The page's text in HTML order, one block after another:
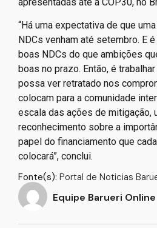
problema em seu território de
Para a gerente da WRI Brasil,
avaliar o engajamento dos
apresentadas até a COP30, no
“Há uma expectativa de que
NDCs venham até setembro. E
boas NDCs do que ambições
boas no prazo. Então, é
possa ver retratado nos
colocam para a comunidade
escala das ações de mitigação,
reconhecimento sobre a
papel do financiamento que